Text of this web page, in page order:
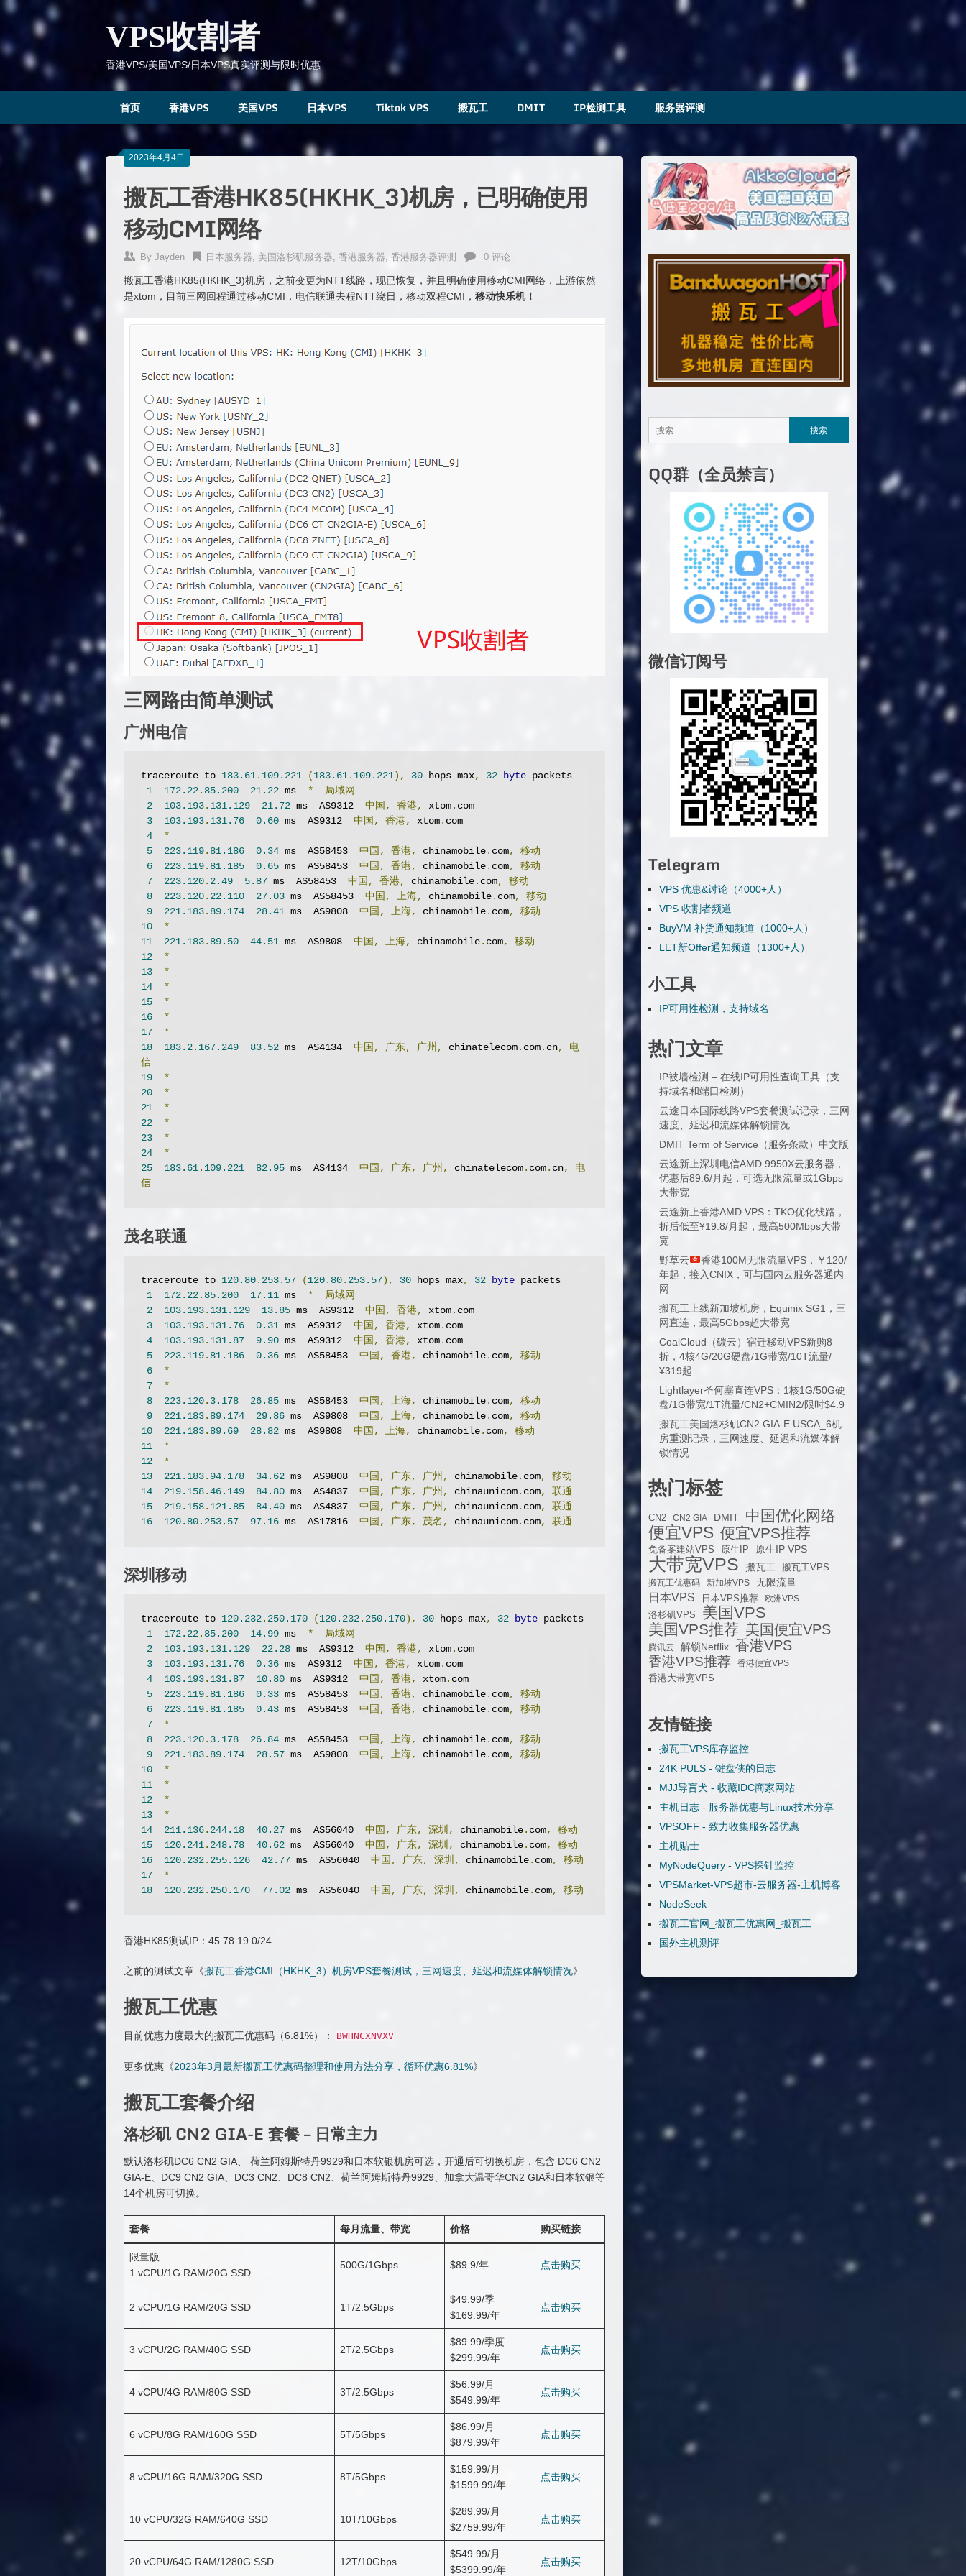
跳
内
容
VPS收割者
香港VPS/美国VPS/日本VPS真实评测与限时优惠
首页 香港VPS 美国VPS 日本VPS Tiktok VPS 搬瓦工 DMIT IP检测工具 服务器评测
2023年4月4日
搬瓦工香港HK85(HKHK_3)机房，已明确使用
移动CMI网络
By Jayden 日本服务器, 美国洛杉矶服务器, 香港服务器, 香港服务器评测 0 评论
搬瓦工香港HK85(HKHK_3)机房，之前变更为NTT线路，现已恢复，并且明确使用移动CMI网络，上游依然
是xtom，目前三网回程通过移动CMI，电信联通去程NTT绕日，移动双程CMI， 移动快乐机！
三网路由简单测试
广州电信
traceroute to 183.61 . 109.221 ( 183.61 . 109.221 ), 30 hops max, 32 byte packets
1
172.22 . 85.200 21.22 ms *
局域网
2
103.193 . 131.129 21.72 ms  AS9312 中国, 香港, xtom . com
3
103.193 . 131.76 0.60 ms  AS9312 中国, 香港, xtom . com
4
*
5
223.119 . 81.186 0.34 ms  AS58453 中国, 香港, chinamobile . com,
移动
6
223.119 . 81.185 0.65 ms  AS58453 中国, 香港, chinamobile . com,
移动
7
223.120 . 2.49 5.87 ms  AS58453 中国, 香港, chinamobile . com,
移动
8
223.120 . 22.110 27.03 ms  AS58453 中国, 上海, chinamobile . com,
移动
9
221.183 . 89.174 28.41 ms  AS9808 中国, 上海, chinamobile . com,
移动
10
*
11
221.183 . 89.50 44.51 ms  AS9808 中国, 上海, chinamobile . com,
移动
12
*
13
*
14
*
15
*
16
*
17
*
18
183.2 . 167.249 83.52 ms  AS4134 中国, 广东, 广州, chinatelecom . com . cn,
电
信
19
*
20
*
21
*
22
*
23
*
24
*
25
183.61 . 109.221 82.95 ms  AS4134 中国, 广东, 广州, chinatelecom . com . cn,
电
信
茂名联通
traceroute to 120.80 . 253.57 ( 120.80 . 253.57 ), 30 hops max, 32 byte packets
1
172.22 . 85.200 17.11 ms *
局域网
2
103.193 . 131.129 13.85 ms  AS9312 中国, 香港, xtom . com
3
103.193 . 131.76 0.31 ms  AS9312 中国, 香港, xtom . com
4
103.193 . 131.87 9.90 ms  AS9312 中国, 香港, xtom . com
5
223.119 . 81.186 0.36 ms  AS58453 中国, 香港, chinamobile . com,
移动
6
*
7
*
8
223.120 . 3.178 26.85 ms  AS58453 中国, 上海, chinamobile . com,
移动
9
221.183 . 89.174 29.86 ms  AS9808 中国, 上海, chinamobile . com,
移动
10
221.183 . 89.69 28.82 ms  AS9808 中国, 上海, chinamobile . com,
移动
11
*
12
*
13
221.183 . 94.178 34.62 ms  AS9808 中国, 广东, 广州, chinamobile . com,
移动
14
219.158 . 46.149 84.80 ms  AS4837 中国, 广东, 广州, chinaunicom . com,
联通
15
219.158 . 121.85 84.40 ms  AS4837 中国, 广东, 广州, chinaunicom . com,
联通
16
120.80 . 253.57 97.16 ms  AS17816 中国, 广东, 茂名, chinaunicom . com, 联通
深圳移动
traceroute to 120.232 . 250.170 ( 120.232 . 250.170 ), 30 hops max, 32 byte packets
1
172.22 . 85.200 14.99 ms *
局域网
2
103.193 . 131.129 22.28 ms  AS9312 中国, 香港, xtom . com
3
103.193 . 131.76 0.36 ms  AS9312 中国, 香港, xtom . com
4
103.193 . 131.87 10.80 ms  AS9312 中国, 香港, xtom . com
5
223.119 . 81.186 0.33 ms  AS58453 中国, 香港, chinamobile . com,
移动
6
223.119 . 81.185 0.43 ms  AS58453 中国, 香港, chinamobile . com,
移动
7
*
8
223.120 . 3.178 26.84 ms  AS58453 中国, 上海, chinamobile . com,
移动
9
221.183 . 89.174 28.57 ms  AS9808 中国, 上海, chinamobile . com,
移动
10
*
11
*
12
*
13
*
14
211.136 . 244.18 40.27 ms  AS56040 中国, 广东, 深圳, chinamobile . com,
移动
15
120.241 . 248.78 40.62 ms  AS56040 中国, 广东, 深圳, chinamobile . com,
移动
16
120.232 . 255.126 42.77 ms  AS56040 中国, 广东, 深圳, chinamobile . com,
移动
17
*
18
120.232 . 250.170 77.02 ms  AS56040 中国, 广东, 深圳, chinamobile . com, 移动
香港HK85测试IP：45.78.19.0/24
之前的测试文章《搬瓦工香港CMI（HKHK_3）机房VPS套餐测试，三网速度、延迟和流媒体解锁情况》
搬瓦工优惠
目前优惠力度最大的搬瓦工优惠码（6.81%）： BWHNCXNVXV
更多优惠《2023年3月最新搬瓦工优惠码整理和使用方法分享，循环优惠6.81%》
搬瓦工套餐介绍
洛杉矶 CN2 GIA-E 套餐 – 日常主力
默认洛杉矶DC6 CN2 GIA、 荷兰阿姆斯特丹9929和日本软银机房可选，开通后可切换机房，包含 DC6 CN2
GIA-E、DC9 CN2 GIA、DC3 CN2、DC8 CN2、荷兰阿姆斯特丹9929、加拿大温哥华CN2 GIA和日本软银等
14个机房可切换。
套餐 每月流量、带宽 价格 购买链接
限量版
1 vCPU/1G RAM/20G SSD
500G/1Gbps $89.9/年 点击购买
2 vCPU/1G RAM/20G SSD 1T/2.5Gbps
$49.99/季
$169.99/年
点击购买
3 vCPU/2G RAM/40G SSD 2T/2.5Gbps
$89.99/季度
$299.99/年
点击购买
4 vCPU/4G RAM/80G SSD 3T/2.5Gbps
$56.99/月
$549.99/年
点击购买
6 vCPU/8G RAM/160G SSD 5T/5Gbps
$86.99/月
$879.99/年
点击购买
8 vCPU/16G RAM/320G SSD 8T/5Gbps
$159.99/月
$1599.99/年
点击购买
10 vCPU/32G RAM/640G SSD 10T/10Gbps
$289.99/月
$2759.99/年
点击购买
20 vCPU/64G RAM/1280G SSD 12T/10Gbps
$549.99/月
$5399.99/年
点击购买
QQ群（全员禁言）
微信订阅号
Telegram
VPS 优惠&讨论（4000+人）
VPS 收割者频道
BuyVM 补货通知频道（1000+人）
LET新Offer通知频道（1300+人）
小工具
IP可用性检测，支持域名
热门文章
IP被墙检测 – 在线IP可用性查询工具（支
持域名和端口检测）
云途日本国际线路VPS套餐测试记录，三网
速度、延迟和流媒体解锁情况
DMIT Term of Service（服务条款）中文版
云途新上深圳电信AMD 9950X云服务器，
优惠后89.6/月起，可选无限流量或1Gbps
大带宽
云途新上香港AMD VPS：TKO优化线路，
折后低至¥19.8/月起，最高500Mbps大带
宽
野草云
香港100M无限流量VPS，￥120/
年起，接入CNIX，可与国内云服务器通内
网
搬瓦工上线新加坡机房，Equinix SG1，三
网直连，最高5Gbps超大带宽
CoalCloud（碳云）宿迁移动VPS新购8
折，4核4G/20G硬盘/1G带宽/10T流量/
¥319起
Lightlayer圣何塞直连VPS：1核1G/50G硬
盘/1G带宽/1T流量/CN2+CMIN2/限时$4.9
搬瓦工美国洛杉矶CN2 GIA-E USCA_6机
房重测记录，三网速度、延迟和流媒体解
锁情况
热门标签
CN2 CN2 GIA DMIT 中国优化网络
便宜VPS 便宜VPS推荐
免备案建站VPS 原生IP 原生IP VPS
大带宽VPS 搬瓦工
搬瓦工VPS
搬瓦工优惠码
新加坡VPS 无限流量
日本VPS 日本VPS推荐
欧洲VPS
洛杉矶VPS
美国VPS
美国VPS推荐 美国便宜VPS
腾讯云 解锁Netflix 香港VPS
香港VPS推荐
香港便宜VPS
香港大带宽VPS
友情链接
搬瓦工VPS库存监控
24K PULS - 键盘侠的日志
MJJ导盲犬 - 收藏IDC商家网站
主机日志 - 服务器优惠与Linux技术分享
VPSOFF - 致力收集服务器优惠
主机贴士
MyNodeQuery - VPS探针监控
VPSMarket-VPS超市-云服务器-主机博客
NodeSeek
搬瓦工官网_搬瓦工优惠网_搬瓦工
国外主机测评